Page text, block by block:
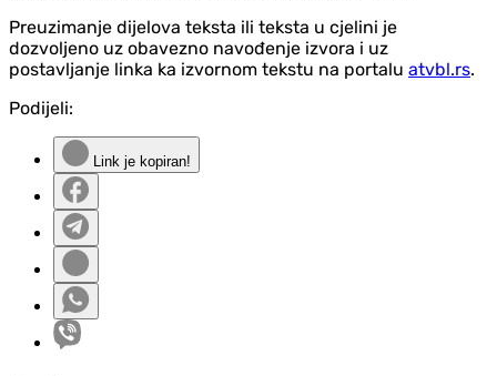
Preuzimanje dijelova teksta ili teksta u cjelini je
dozvoljeno uz obavezno navođenje izvora i uz
postavljanje linka ka izvornom tekstu na portalu atvbl.rs.
Podijeli:
Link je kopiran!